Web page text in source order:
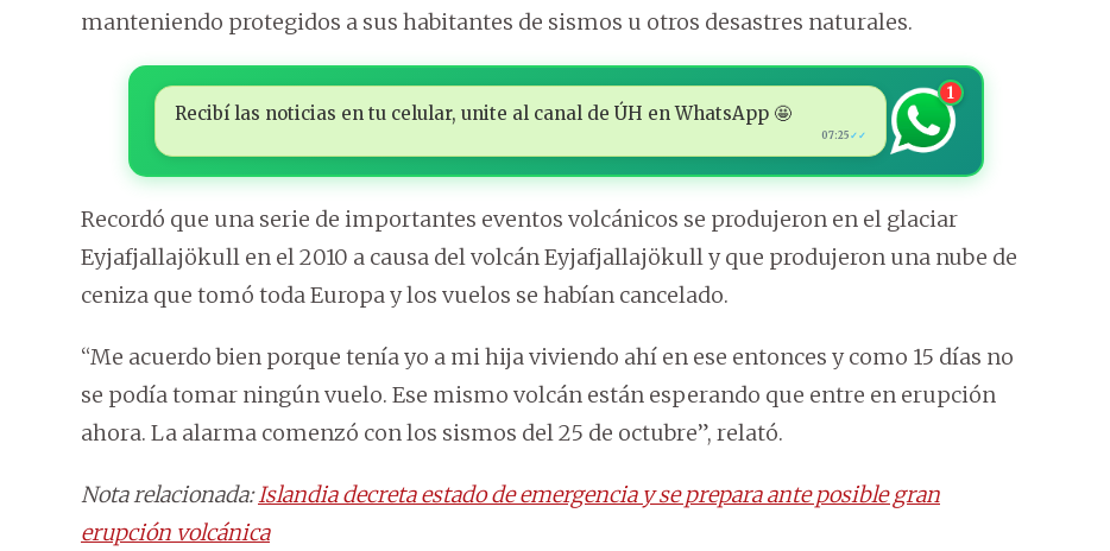
manteniendo protegidos a sus habitantes de sismos u otros desastres naturales.
Recibí las noticias en tu celular, unite al canal de ÚH en WhatsApp 🤩
07:25 ✓✓
1
Recordó que una serie de importantes eventos volcánicos se produjeron en el glaciar
Eyjafjallajökull en el 2010 a causa del volcán Eyjafjallajökull y que produjeron una nube de
ceniza que tomó toda Europa y los vuelos se habían cancelado.
“Me acuerdo bien porque tenía yo a mi hija viviendo ahí en ese entonces y como 15 días no
se podía tomar ningún vuelo. Ese mismo volcán están esperando que entre en erupción
ahora. La alarma comenzó con los sismos del 25 de octubre”, relató.
Nota relacionada:Islandia decreta estado de emergencia y se prepara ante posible gran
erupción volcánica